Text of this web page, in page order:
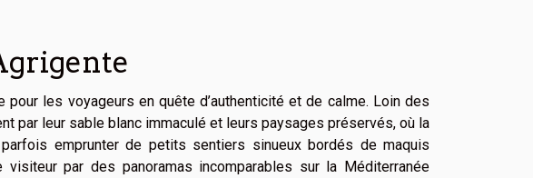
les voyageurs en quête d’authenticité et de calme. Loin des
par leur sable blanc immaculé et leurs paysages préservés, où la
emprunter de petits sentiers sinueux bordés de maquis
visiteur par des panoramas incomparables sur la Méditerranée